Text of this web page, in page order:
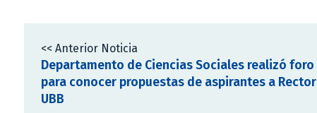
<< Anterior Noticia
Departamento de Ciencias Sociales realizó foro
para conocer propuestas de aspirantes a Rector
UBB